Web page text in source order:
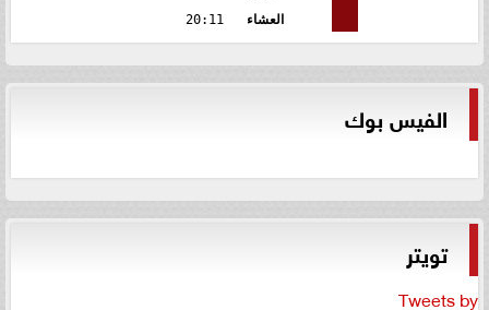
العشاء
20:11
الفيس بوك
تويتر
Tweets by